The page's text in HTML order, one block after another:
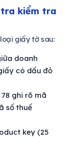
kiểm tra
giấy tờ sau:
doanh
có dấu đỏ
ghi rõ mã
số thuế
key (25